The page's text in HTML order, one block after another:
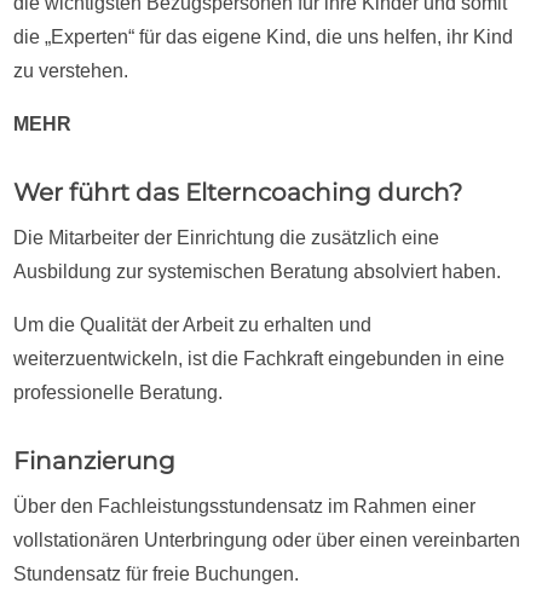
die „Experten“ für das eigene Kind, die uns helfen, ihr Kind
zu verstehen.
MEHR
Wer führt das Elterncoaching durch?
Die Mitarbeiter der Einrichtung die zusätzlich eine
Ausbildung zur systemischen Beratung absolviert haben.
Um die Qualität der Arbeit zu erhalten und
weiterzuentwickeln, ist die Fachkraft eingebunden in eine
professionelle Beratung.
Finanzierung
Über den Fachleistungsstundensatz im Rahmen einer
vollstationären Unterbringung oder über einen vereinbarten
Stundensatz für freie Buchungen.